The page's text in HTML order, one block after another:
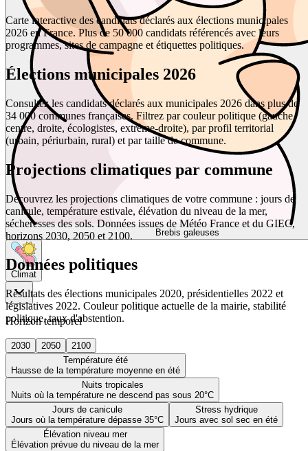
Brebis galeuses
Climat
Horizon temporel
2030 2050
2100
Température été
Hausse de la température moyenne en été
Nuits tropicales
Nuits où la température ne descend pas sous 20°C
Jours de canicule
Jours où la température dépasse 35°C
Stress hydrique
Jours avec sol sec en été
Élévation niveau mer
Élévation prévue du niveau de la mer
Carte interactive des candidats déclarés aux élections municipales
2026 en France. Plus de 50 000 candidats référencés avec leurs
programmes, sites de campagne et étiquettes politiques.
Élections municipales 2026
Consultez les candidats déclarés aux municipales 2026 dans plus de
34 000 communes françaises. Filtrez par couleur politique (gauche,
centre, droite, écologistes, extrême-droite), par profil territorial
(urbain, périurbain, rural) et par taille de commune.
Projections climatiques par commune
Découvrez les projections climatiques de votre commune : jours de
canicule, température estivale, élévation du niveau de la mer,
sécheresses des sols. Données issues de Météo France et du GIEC,
horizons 2030, 2050 et 2100.
Données politiques
Résultats des élections municipales 2020, présidentielles 2022 et
législatives 2022. Couleur politique actuelle de la mairie, stabilité
politique, taux d'abstention.